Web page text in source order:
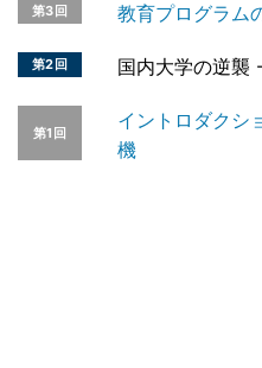
第3回 教育プログラム
第2回 国内大学の逆襲
第1回
イントロダクシ
機